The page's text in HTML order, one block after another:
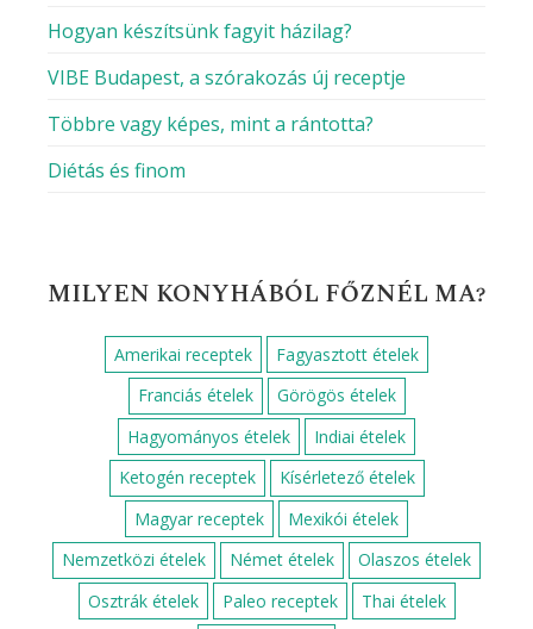
Hogyan készítsünk fagyit házilag?
VIBE Budapest, a szórakozás új receptje
Többre vagy képes, mint a rántotta?
Diétás és finom
MILYEN KONYHÁBÓL FŐZNÉL MA?
Amerikai receptek
Fagyasztott ételek
Franciás ételek
Görögös ételek
Hagyományos ételek
Indiai ételek
Ketogén receptek
Kísérletező ételek
Magyar receptek
Mexikói ételek
Nemzetközi ételek
Német ételek
Olaszos ételek
Osztrák ételek
Paleo receptek
Thai ételek